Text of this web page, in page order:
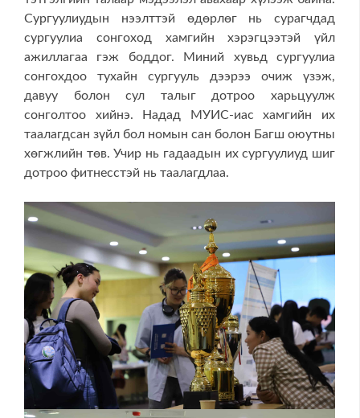
Сургуулиудын нээлттэй өдөрлөг нь сурагчдад
сургуулиа сонгоход хамгийн хэрэгцээтэй үйл
ажиллагаа гэж боддог. Миний хувьд сургуулиа
сонгохдоо тухайн сургууль дээрээ очиж үзэж,
давуу болон сул талыг дотроо харьцуулж
сонголтоо хийнэ. Надад МУИС-иас хамгийн их
таалагдсан зүйл бол номын сан болон Багш оюутны
хөгжлийн төв. Учир нь гадаадын их сургуулиуд шиг
дотроо фитнесстэй нь таалагдлаа.